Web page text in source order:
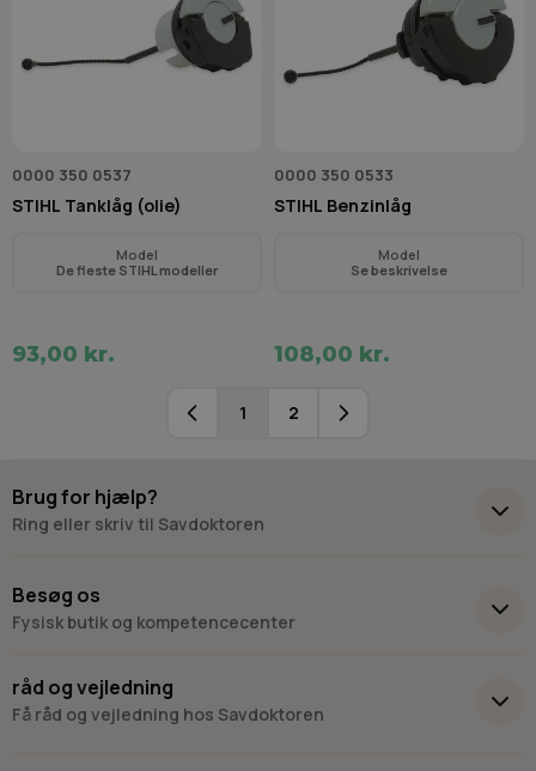
0000 350 0537
STIHL Tanklåg (olie)
Model
De fleste STIHL modeller
93,00 kr.
0000 350 0533
STIHL Benzinlåg
Model
Se beskrivelse
108,00 kr.
Du læser i øjeblikket side
1 Side
2
Brug for hjælp?
Ring eller skriv til Savdoktoren
Besøg os
Fysisk butik og kompetencecenter
9400 Nørresundby
råd og vejledning
Få råd og vejledning hos Savdoktoren